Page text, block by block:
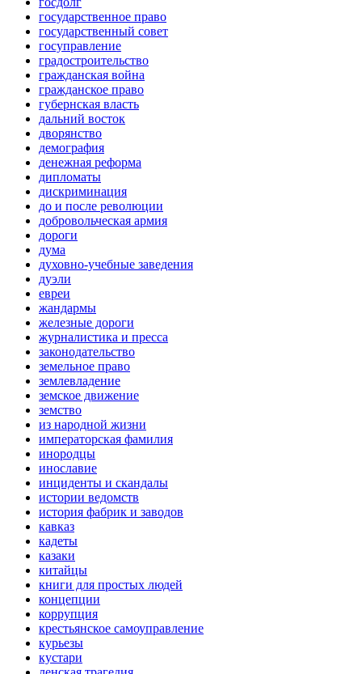
государственное право
государственный совет
госуправление
градостроительство
гражданская война
гражданское право
губернская власть
дальний восток
дворянство
демография
денежная реформа
дипломаты
дискриминация
до и после революции
добровольческая армия
дороги
дума
духовно-учебные заведения
дуэли
евреи
жандармы
железные дороги
журналистика и пресса
законодательство
земельное право
землевладение
земское движение
земство
из народной жизни
императорская фамилия
инородцы
инославие
инциденты и скандалы
истории ведомств
история фабрик и заводов
кавказ
кадеты
казаки
китайцы
книги для простых людей
концепции
коррупция
крестьянское самоуправление
курьезы
кустари